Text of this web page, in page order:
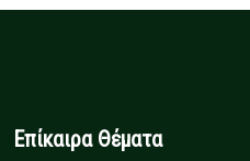
Επίκαιρα Θέματα